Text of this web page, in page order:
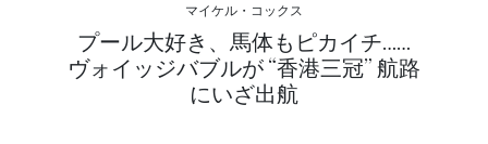
マイケル・コックス
プール大好き、馬体もピカイチ……
ヴォイッジバブルが “香港三冠” 航路
にいざ出航